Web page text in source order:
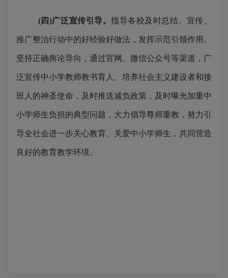
(四)广泛宣传引导。指导各校及时总结、宣传、
推广整治行动中的好经验好做法，发挥示范引领作用。
坚持正确舆论导向，通过官网、微信公众号等渠道，广
泛宣传中小学教师教书育人、培养社会主义建设者和接
班人的神圣使命，及时推送减负政策，及时曝光加重中
小学师生负担的典型问题，大力倡导尊师重教，努力引
导全社会进一步关心教育、关爱中小学师生，共同营造
良好的教育教学环境。